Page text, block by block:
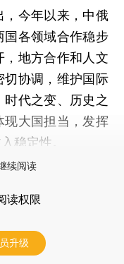
今年以来，中俄
国各领域合作稳步
地方合作和人文
切协调，维护国际
代之变、历史之
大国担当，发挥
稳定性。
续阅读
读权限
升级